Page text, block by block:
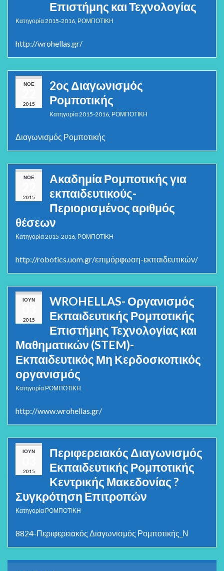
Επιστήμης και Τεχνολογίας
Κατηγορία2015-2016 ΡΟΜΠΟΤΙΚΗ
http://wrohellas.gr/
ΝΟΈ
2015
2ος Διαγωνισμός
Ρομποτικής
Κατηγορία2015-2016 ΡΟΜΠΟΤΙΚΗ
Διαγωνισμός Ρομποτικής
ΝΟΈ
2015
Ακαδημία Ρομποτικής για
εκπαιδευτικούς-
Περιορισμένος αριθμός
θέσεων
Κατηγορία2015-2016 ΡΟΜΠΟΤΙΚΗ
http://robotics.uom.gr/επιμόρφωση-εκπαιδευτικών/
ΙΟΎΝ
2015
WROHELLAS- Οργανισμός
Εκπαιδευτικής Ρομποτικής
Επιστήμης Τεχνολογίας και
Μαθηματικών (STEM)-
Εκπαιδευτικός Μη Κερδοσκοπικός
οργανισμός
Κατηγορία ΡΟΜΠΟΤΙΚΗ
http://www.wrohellas.gr/
ΙΟΎΝ
2015
Περιφερειακός Διαγωνισμός
Εκπαιδευτικής Ρομποτικής
Κεντρικής Μακεδονίας ?
Συγκρότηση Επιτροπών
Κατηγορία ΡΟΜΠΟΤΙΚΗ
8824-Περιφερειακός Διαγωνισμός Ρομποτικής_Ν